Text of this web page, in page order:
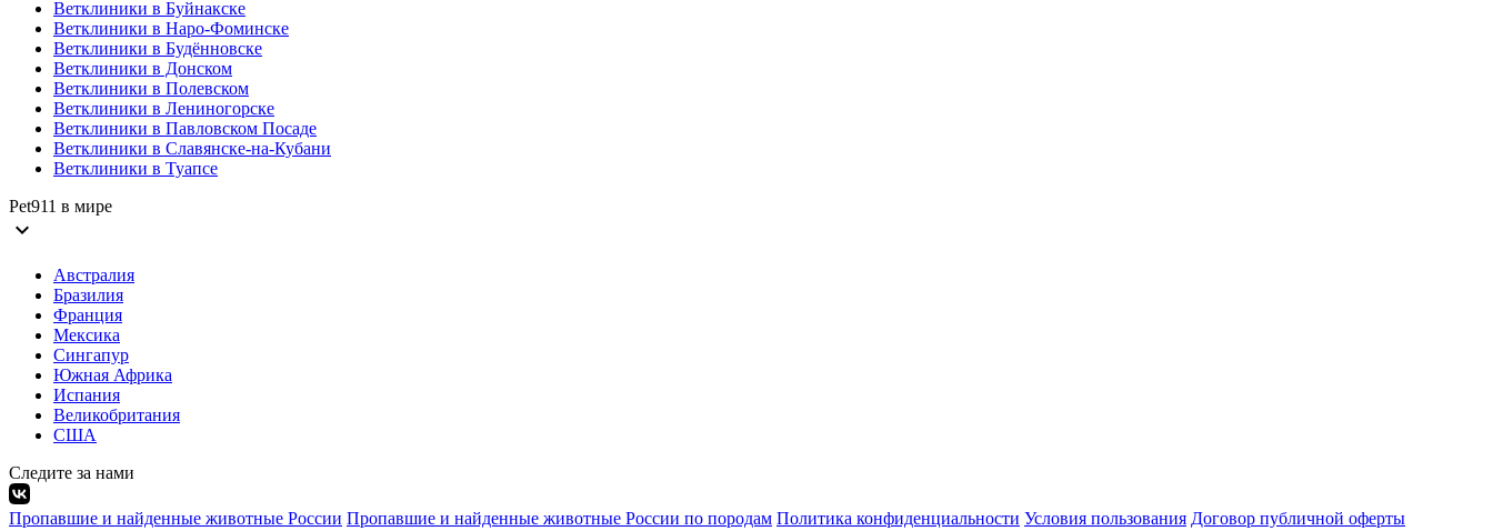
Ветклиники в Буйнакске
Ветклиники в Наро-Фоминске
Ветклиники в Будённовске
Ветклиники в Донском
Ветклиники в Полевском
Ветклиники в Лениногорске
Ветклиники в Павловском Посаде
Ветклиники в Славянске-на-Кубани
Ветклиники в Туапсе
Pet911 в мире
expand_more
Австралия
Бразилия
Франция
Мексика
Сингапур
Южная Африка
Испания
Великобритания
США
Следите за нами
Пропавшие и найденные животные России Пропавшие и найденные животные России по породам Политика конфиденциальности Условия пользования Договор публичной оферты